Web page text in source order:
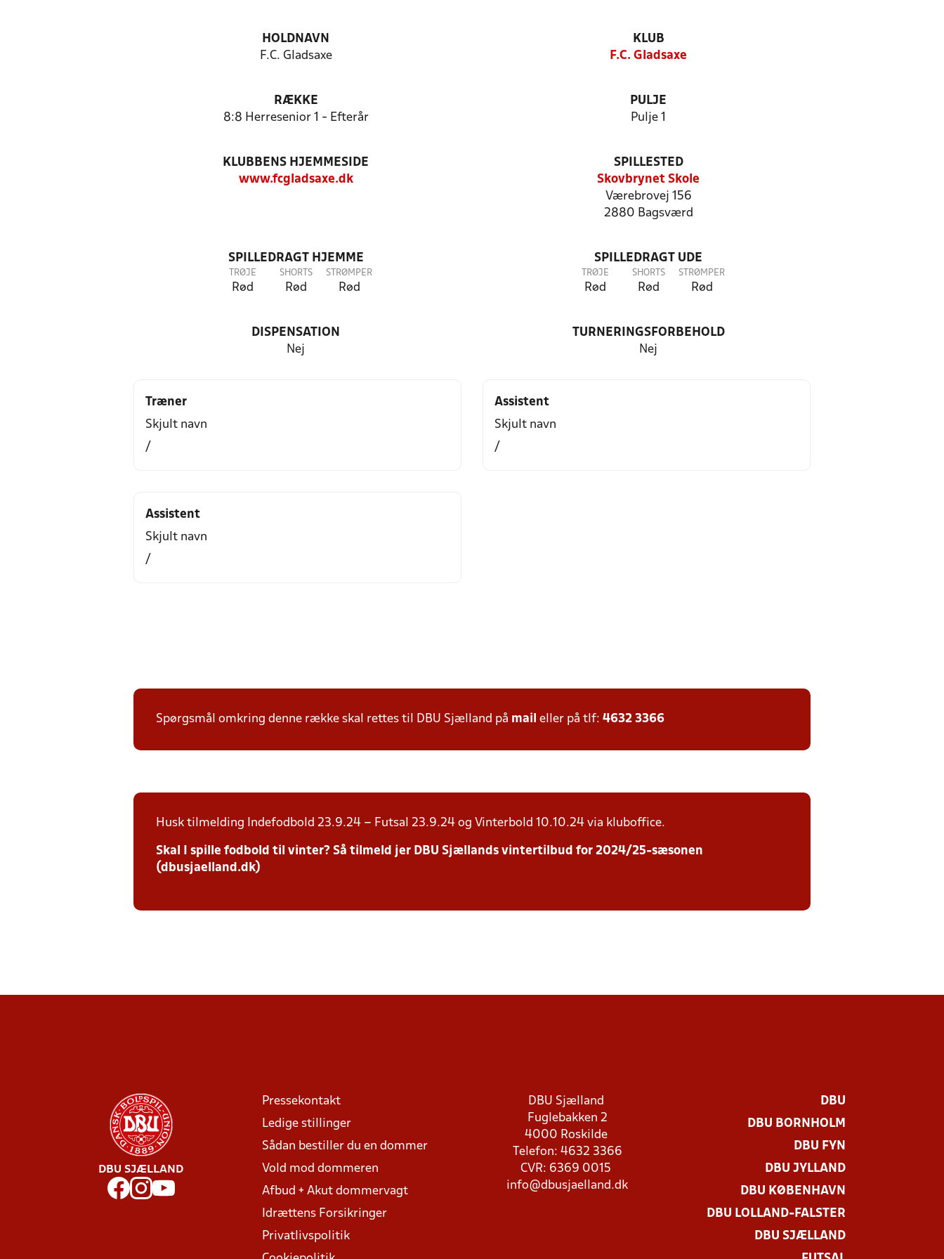
HOLDNAVN
F.C. Gladsaxe
KLUB
F.C. Gladsaxe
RÆKKE
8:8 Herresenior 1 - Efterår
PULJE
Pulje 1
KLUBBENS HJEMMESIDE
www.fcgladsaxe.dk
SPILLESTED
Skovbrynet Skole
Værebrovej 156
2880 Bagsværd
SPILLEDRAGT HJEMME
TRØJE
Rød
SHORTS
Rød
STRØMPER
Rød
SPILLEDRAGT UDE
TRØJE
Rød
SHORTS
Rød
STRØMPER
Rød
DISPENSATION
Nej
TURNERINGSFORBEHOLD
Nej
Træner
Skjult navn
/
Assistent
Skjult navn
/
Assistent
Skjult navn
/
Spørgsmål omkring denne række skal rettes til DBU Sjælland på mail eller på tlf: 4632 3366
Husk tilmelding Indefodbold 23.9.24 – Futsal 23.9.24 og Vinterbold 10.10.24 via kluboffice.
Skal I spille fodbold til vinter? Så tilmeld jer DBU Sjællands vintertilbud for 2024/25-sæsonen
(dbusjaelland.dk)
DBU SJÆLLAND
Pressekontakt
Ledige stillinger
Sådan bestiller du en dommer
Vold mod dommeren
Afbud + Akut dommervagt
Idrættens Forsikringer
Privatlivspolitik
DBU Sjælland
Fuglebakken 2
4000 Roskilde
Telefon: 4632 3366
CVR: 6369 0015
info@dbusjaelland.dk
DBU
DBU BORNHOLM
DBU FYN
DBU JYLLAND
DBU KØBENHAVN
DBU LOLLAND-FALSTER
DBU SJÆLLAND